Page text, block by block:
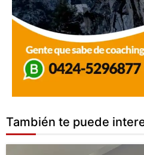
También te puede